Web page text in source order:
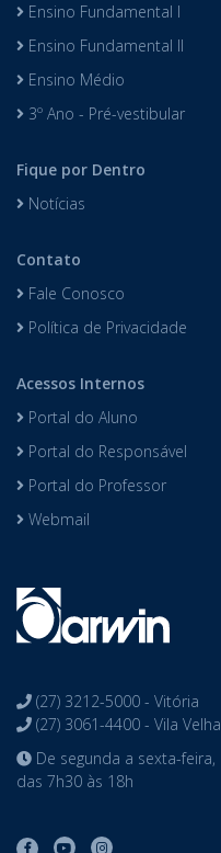
Ensino Fundamental I
Ensino Fundamental II
Ensino Médio
3º Ano - Pré-vestibular
Fique por Dentro
Notícias
Contato
Fale Conosco
Política de Privacidade
Acessos Internos
Portal do Aluno
Portal do Responsável
Portal do Professor
Webmail
(27) 3212-5000 - Vitória
(27) 3061-4400 - Vila Velha
De segunda a sexta-feira,
das 7h30 às 18h